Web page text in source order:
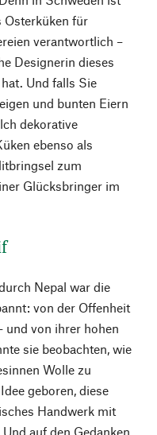
Osterküken für
verantwortlich –
Designerin dieses
Und falls Sie
und bunten Eiern
dekorative
ebenso als
zum
Glücksbringer im
Nepal war die
von der Offenheit
und von ihrer hohen
sie beobachten, wie
Wolle zu
geboren, diese
Handwerk mit
auf den Gedanken